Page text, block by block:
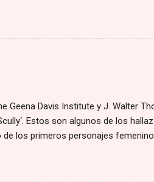
os guste tanto como a mí. Este
Geena Davis Institute y J. Walter
Estos son algunos de los
de los primeros personajes
femeninos destacaran
incluían la confianza, el